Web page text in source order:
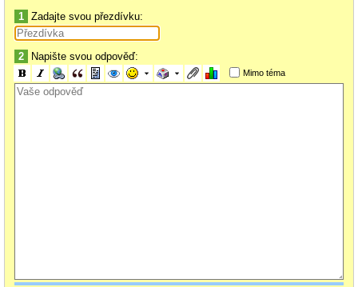
1 Zadajte svou přezdívku:
2 Napište svou odpověď:
Mimo téma